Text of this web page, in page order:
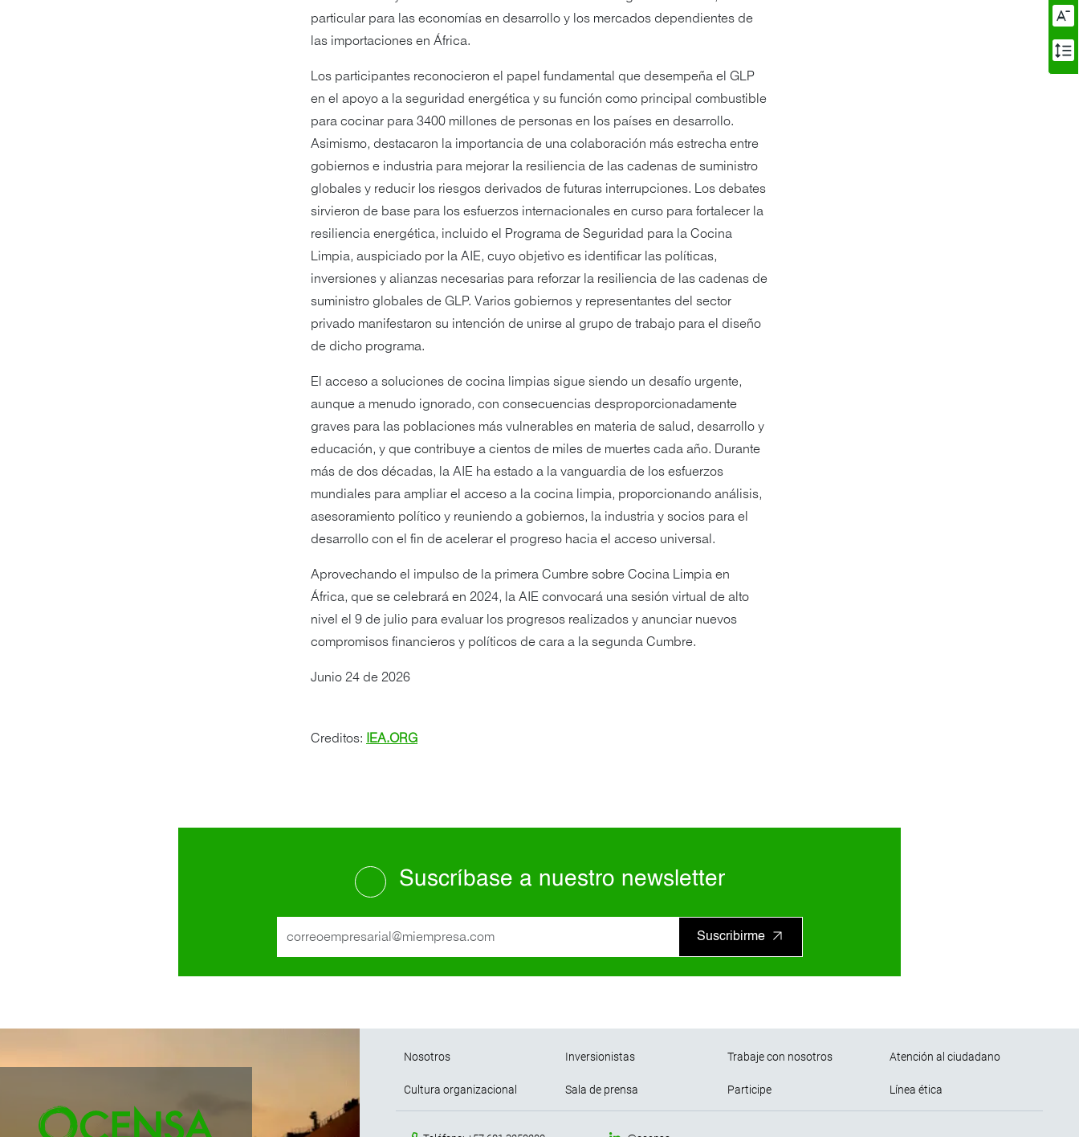
particular para las economías en desarrollo y los mercados dependientes de
las importaciones en África.
Los participantes reconocieron el papel fundamental que desempeña el GLP
en el apoyo a la seguridad energética y su función como principal combustible
para cocinar para 3400 millones de personas en los países en desarrollo.
Asimismo, destacaron la importancia de una colaboración más estrecha entre
gobiernos e industria para mejorar la resiliencia de las cadenas de suministro
globales y reducir los riesgos derivados de futuras interrupciones. Los debates
sirvieron de base para los esfuerzos internacionales en curso para fortalecer la
resiliencia energética, incluido el Programa de Seguridad para la Cocina
Limpia, auspiciado por la AIE, cuyo objetivo es identificar las políticas,
inversiones y alianzas necesarias para reforzar la resiliencia de las cadenas de
suministro globales de GLP. Varios gobiernos y representantes del sector
privado manifestaron su intención de unirse al grupo de trabajo para el diseño
de dicho programa.
El acceso a soluciones de cocina limpias sigue siendo un desafío urgente,
aunque a menudo ignorado, con consecuencias desproporcionadamente
graves para las poblaciones más vulnerables en materia de salud, desarrollo y
educación, y que contribuye a cientos de miles de muertes cada año. Durante
más de dos décadas, la AIE ha estado a la vanguardia de los esfuerzos
mundiales para ampliar el acceso a la cocina limpia, proporcionando análisis,
asesoramiento político y reuniendo a gobiernos, la industria y socios para el
desarrollo con el fin de acelerar el progreso hacia el acceso universal.
Aprovechando el impulso de la primera Cumbre sobre Cocina Limpia en
África, que se celebrará en 2024, la AIE convocará una sesión virtual de alto
nivel el 9 de julio para evaluar los progresos realizados y anunciar nuevos
compromisos financieros y políticos de cara a la segunda Cumbre.
Junio 24 de 2026
Creditos: IEA.ORG
Suscríbase a nuestro newsletter
Suscribirme
Pie de página
Nosotros Inversionistas Trabaje con nosotros Atención al ciudadano
Cultura organizacional Sala de prensa Participe Línea ética